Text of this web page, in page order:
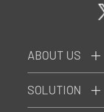
ABOUT US
SOLUTION